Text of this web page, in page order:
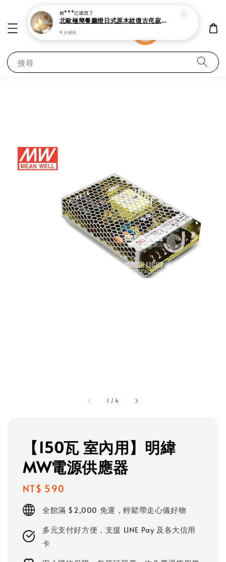
搜尋
1 /4
【150瓦 室內用】明緯
MW電源供應器
Regular
price
NT$ 590
全館滿 $2,000 免運，輕鬆帶走心儀好物
多元支付好方便，支援 LINE Pay 及各大信用
卡
賴***已購買了
北歐極簡餐廳燈日式原木紋復古侘寂吊燈
9 分鐘前